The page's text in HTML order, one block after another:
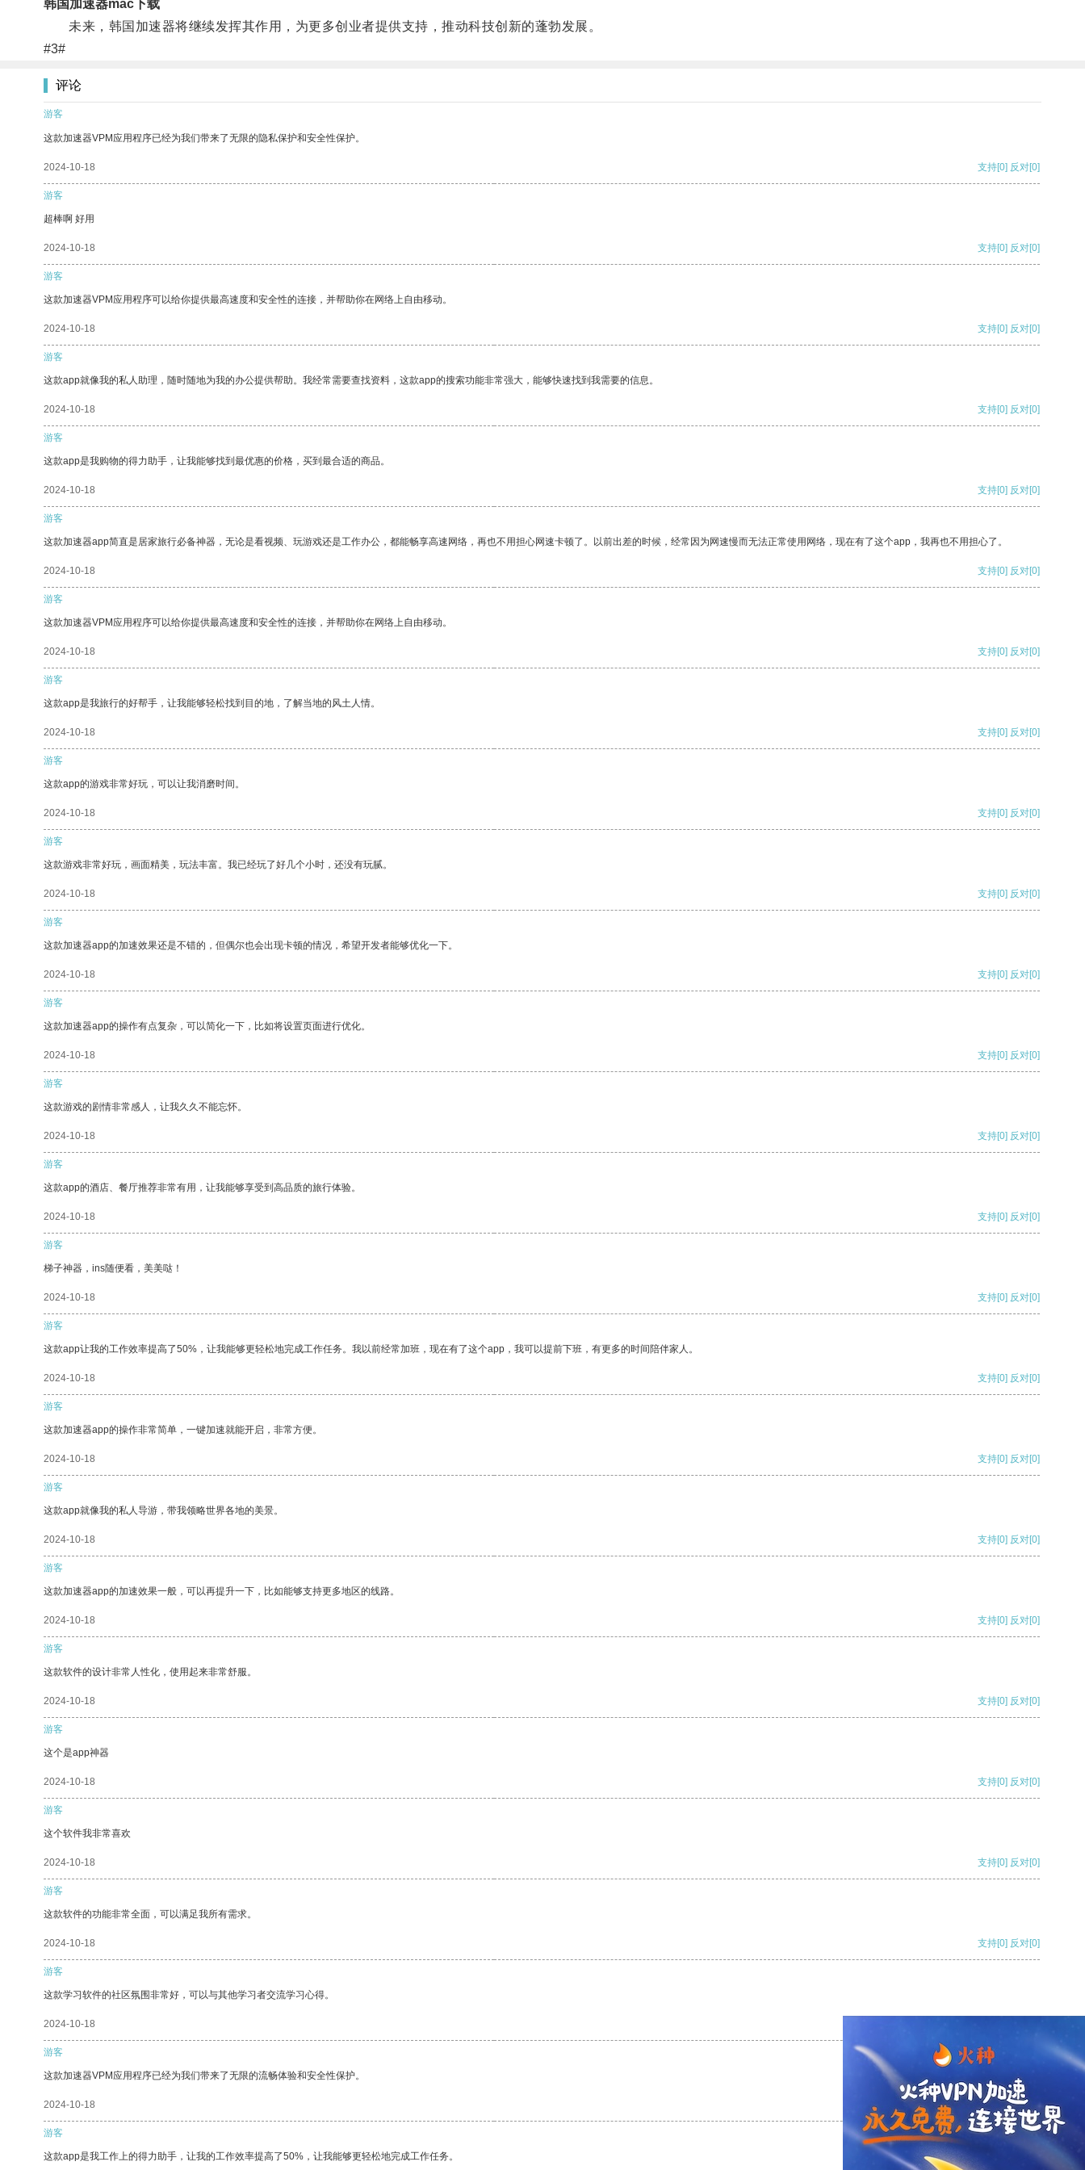
韩国加速器mac下载
未来，韩国加速器将继续发挥其作用，为更多创业者提供支持，推动科技创新的蓬勃发展。
#3#
评论
游客
这款加速器VPM应用程序已经为我们带来了无限的隐私保护和安全性保护。
2024-10-18 支持[0] 反对[0]
游客
超棒啊 好用
2024-10-18 支持[0] 反对[0]
游客
这款加速器VPM应用程序可以给你提供最高速度和安全性的连接，并帮助你在网络上自由移动。
2024-10-18 支持[0] 反对[0]
游客
这款app就像我的私人助理，随时随地为我的办公提供帮助。我经常需要查找资料，这款app的搜索功能非常强大，能够快速找到我需要的信息。
2024-10-18 支持[0] 反对[0]
游客
这款app是我购物的得力助手，让我能够找到最优惠的价格，买到最合适的商品。
2024-10-18 支持[0] 反对[0]
游客
这款加速器app简直是居家旅行必备神器，无论是看视频、玩游戏还是工作办公，都能畅享高速网络，再也不用担心网速卡顿了。以前出差的时候，经常因为网速慢而无法正常使用网络，现在有了这个app，我再也不用担心了。
2024-10-18 支持[0] 反对[0]
游客
这款加速器VPM应用程序可以给你提供最高速度和安全性的连接，并帮助你在网络上自由移动。
2024-10-18 支持[0] 反对[0]
游客
这款app是我旅行的好帮手，让我能够轻松找到目的地，了解当地的风土人情。
2024-10-18 支持[0] 反对[0]
游客
这款app的游戏非常好玩，可以让我消磨时间。
2024-10-18 支持[0] 反对[0]
游客
这款游戏非常好玩，画面精美，玩法丰富。我已经玩了好几个小时，还没有玩腻。
2024-10-18 支持[0] 反对[0]
游客
这款加速器app的加速效果还是不错的，但偶尔也会出现卡顿的情况，希望开发者能够优化一下。
2024-10-18 支持[0] 反对[0]
游客
这款加速器app的操作有点复杂，可以简化一下，比如将设置页面进行优化。
2024-10-18 支持[0] 反对[0]
游客
这款游戏的剧情非常感人，让我久久不能忘怀。
2024-10-18 支持[0] 反对[0]
游客
这款app的酒店、餐厅推荐非常有用，让我能够享受到高品质的旅行体验。
2024-10-18 支持[0] 反对[0]
游客
梯子神器，ins随便看，美美哒！
2024-10-18 支持[0] 反对[0]
游客
这款app让我的工作效率提高了50%，让我能够更轻松地完成工作任务。我以前经常加班，现在有了这个app，我可以提前下班，有更多的时间陪伴家人。
2024-10-18 支持[0] 反对[0]
游客
这款加速器app的操作非常简单，一键加速就能开启，非常方便。
2024-10-18 支持[0] 反对[0]
游客
这款app就像我的私人导游，带我领略世界各地的美景。
2024-10-18 支持[0] 反对[0]
游客
这款加速器app的加速效果一般，可以再提升一下，比如能够支持更多地区的线路。
2024-10-18 支持[0] 反对[0]
游客
这款软件的设计非常人性化，使用起来非常舒服。
2024-10-18 支持[0] 反对[0]
游客
这个是app神器
2024-10-18 支持[0] 反对[0]
游客
这个软件我非常喜欢
2024-10-18 支持[0] 反对[0]
游客
这款软件的功能非常全面，可以满足我所有需求。
2024-10-18 支持[0] 反对[0]
游客
这款学习软件的社区氛围非常好，可以与其他学习者交流学习心得。
2024-10-18
游客
这款加速器VPM应用程序已经为我们带来了无限的流畅体验和安全性保护。
2024-10-18 支持 [0] 反对 [0]
游客
这款app是我工作上的得力助手，让我的工作效率提高了50%，让我能够更轻松地完成工作任务。